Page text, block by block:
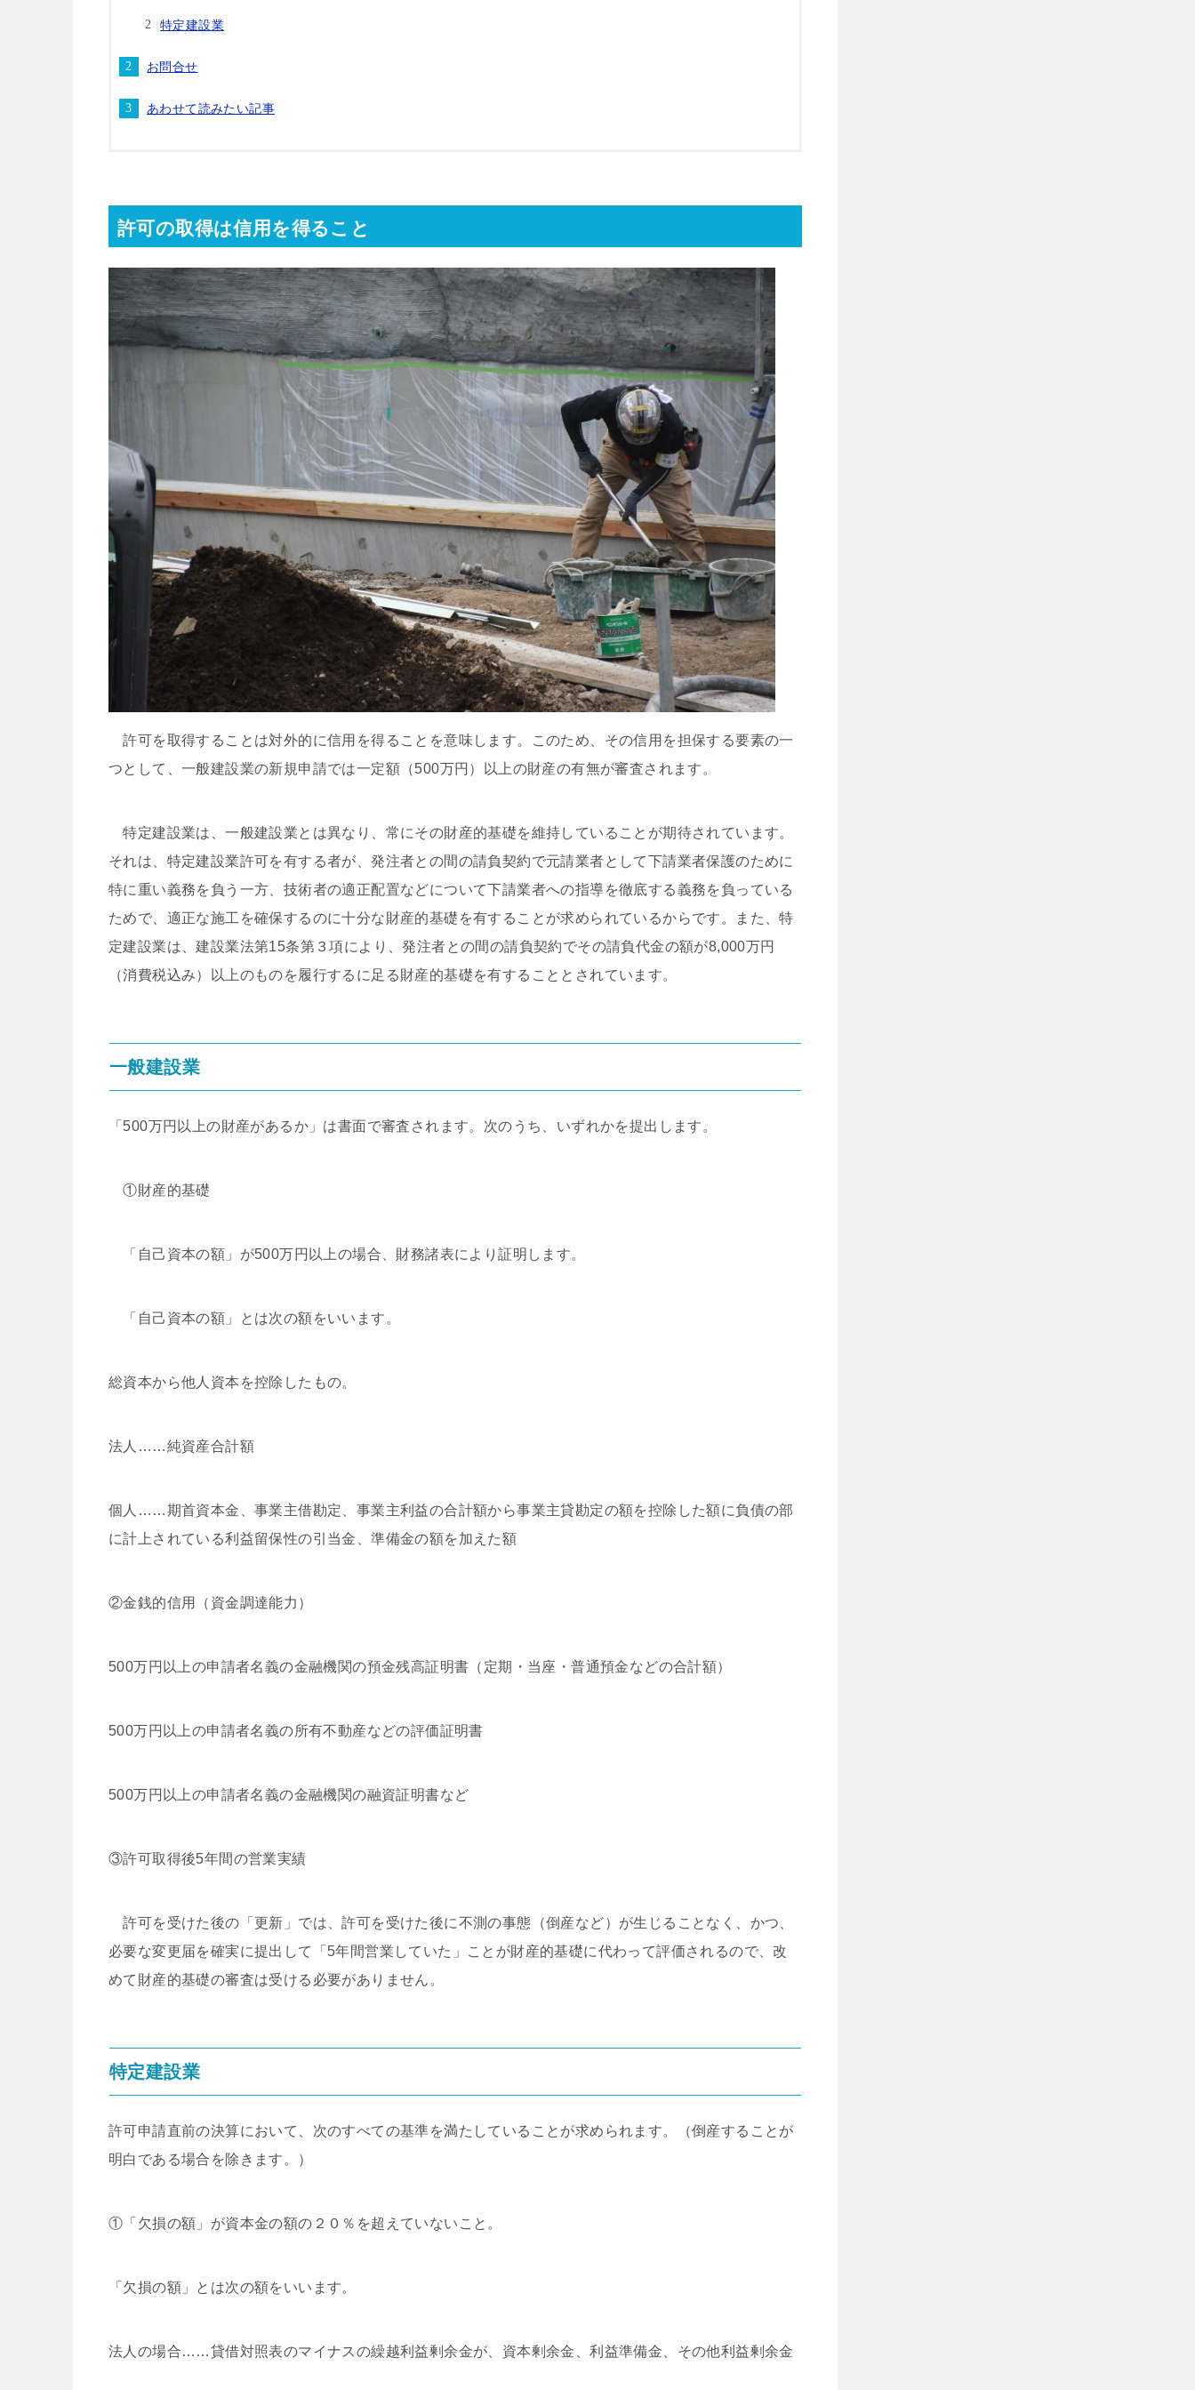
特定建設業
お問合せ
あわせて読みたい記事
許可の取得は信用を得ること
許可を取得することは対外的に信用を得ることを意味します。このため、その信用を担保する要素の一
つとして、一般建設業の新規申請では一定額（500万円）以上の財産の有無が審査されます。
特定建設業は、一般建設業とは異なり、常にその財産的基礎を維持していることが期待されています。
それは、特定建設業許可を有する者が、発注者との間の請負契約で元請業者として下請業者保護のために
特に重い義務を負う一方、技術者の適正配置などについて下請業者への指導を徹底する義務を負っている
ためで、適正な施工を確保するのに十分な財産的基礎を有することが求められているからです。また、特
定建設業は、建設業法第15条第３項により、発注者との間の請負契約でその請負代金の額が8,000万円
（消費税込み）以上のものを履行するに足る財産的基礎を有することとされています。
一般建設業
「500万円以上の財産があるか」は書面で審査されます。次のうち、いずれかを提出します。
①財産的基礎
「自己資本の額」が500万円以上の場合、財務諸表により証明します。
「自己資本の額」とは次の額をいいます。
総資本から他人資本を控除したもの。
法人……純資産合計額
個人……期首資本金、事業主借勘定、事業主利益の合計額から事業主貸勘定の額を控除した額に負債の部
に計上されている利益留保性の引当金、準備金の額を加えた額
②金銭的信用（資金調達能力）
500万円以上の申請者名義の金融機関の預金残高証明書（定期・当座・普通預金などの合計額）
500万円以上の申請者名義の所有不動産などの評価証明書
500万円以上の申請者名義の金融機関の融資証明書など
③許可取得後5年間の営業実績
許可を受けた後の「更新」では、許可を受けた後に不測の事態（倒産など）が生じることなく、かつ、
必要な変更届を確実に提出して「5年間営業していた」ことが財産的基礎に代わって評価されるので、改
めて財産的基礎の審査は受ける必要がありません。
特定建設業
許可申請直前の決算において、次のすべての基準を満たしていることが求められます。（倒産することが
明白である場合を除きます。）
①「欠損の額」が資本金の額の２０％を超えていないこと。
「欠損の額」とは次の額をいいます。
法人の場合……貸借対照表のマイナスの繰越利益剰余金が、資本剰余金、利益準備金、その他利益剰余金